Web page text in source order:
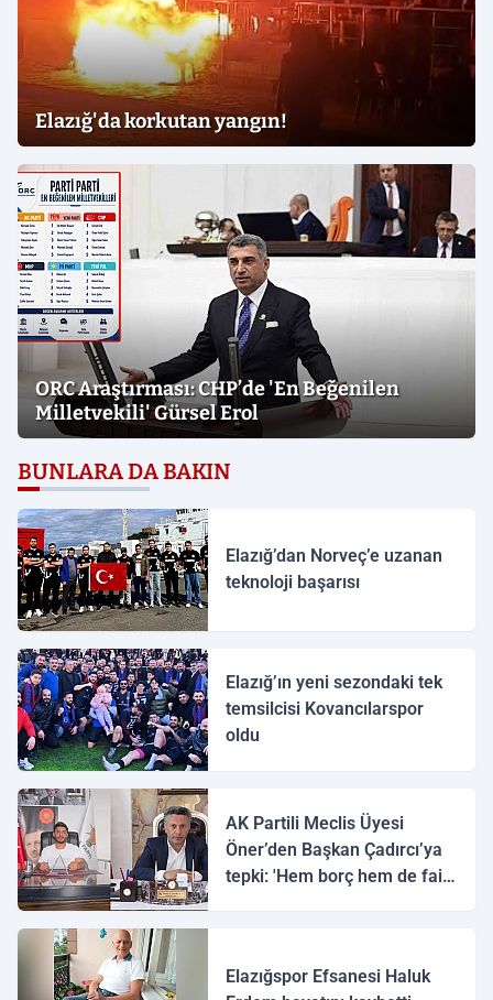
Elazığ'da korkutan yangın!
ORC Araştırması: CHP’de 'En Beğenilen
Milletvekili' Gürsel Erol
BUNLARA DA BAKIN
Elazığ’dan Norveç’e uzanan
teknoloji başarısı
Elazığ’ın yeni sezondaki tek
temsilcisi Kovancılarspor
oldu
AK Partili Meclis Üyesi
Öner’den Başkan Çadırcı’ya
tepki: 'Hem borç hem de faiz
Elazığspor Efsanesi Haluk